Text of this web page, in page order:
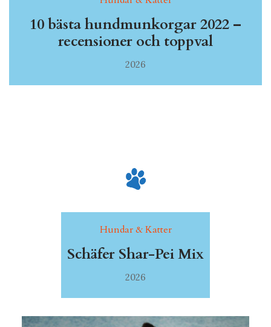
10 bästa hundmunkorgar 2022 –
recensioner och toppval
2026
Hundar & Katter
Schäfer Shar-Pei Mix
2026